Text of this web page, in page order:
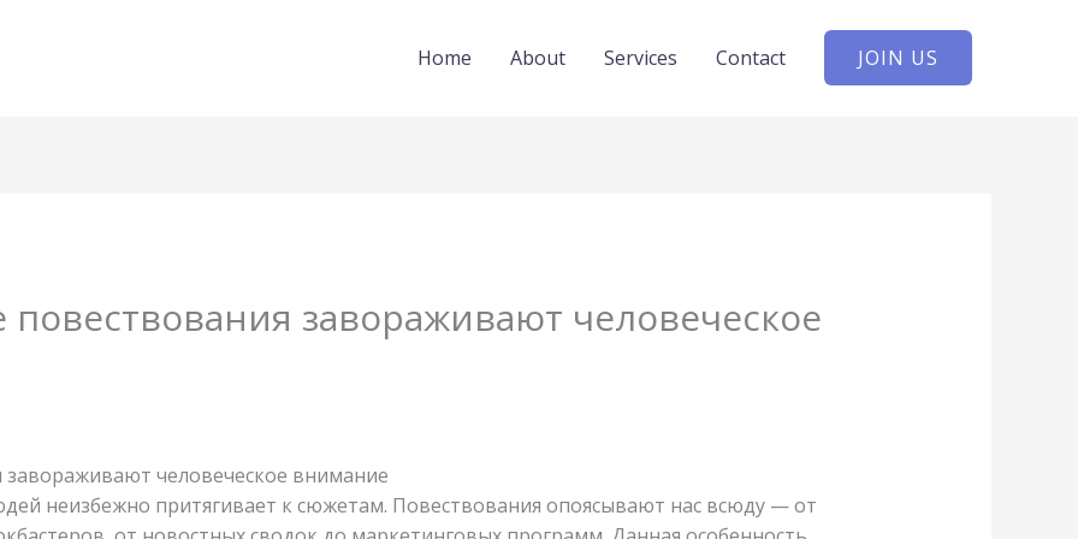
Home About Services Contact JOIN US
завораживают человеческое
человеческое внимание
неизбежно притягивает к сюжетам. Повествования опоясывают нас всюду — от